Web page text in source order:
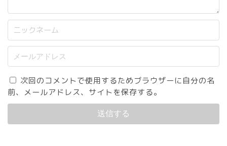
次回のコメントで使用するためブラウザーに自分の名
前、メールアドレス、サイトを保存する。